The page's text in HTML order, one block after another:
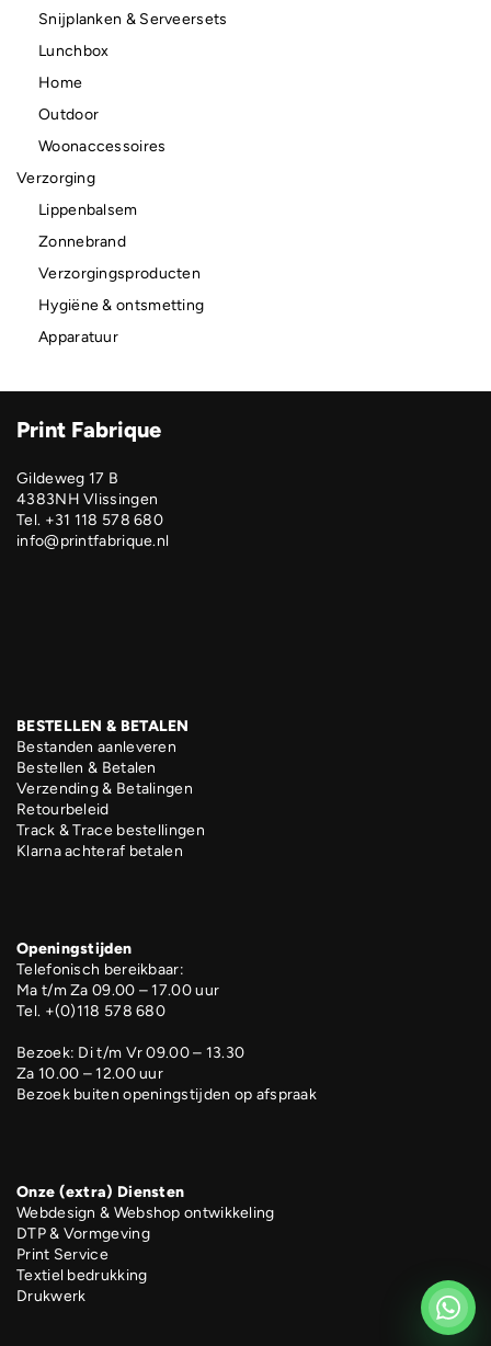
Snijplanken & Serveersets
Lunchbox
Home
Outdoor
Woonaccessoires
Verzorging
Lippenbalsem
Zonnebrand
Verzorgingsproducten
Hygiëne & ontsmetting
Apparatuur
Print Fabrique
Gildeweg 17 B
4383NH Vlissingen
Tel. +31 118 578 680
info@printfabrique.nl
BESTELLEN & BETALEN
Bestanden aanleveren
Bestellen & Betalen
Verzending & Betalingen
Retourbeleid
Track & Trace bestellingen
Klarna achteraf betalen
Openingstijden
Telefonisch bereikbaar:
Ma t/m Za 09.00 – 17.00 uur
Tel. +(0)118 578 680
Bezoek: Di t/m Vr 09.00 – 13.30
Za 10.00 – 12.00 uur
Bezoek buiten openingstijden op afspraak
Onze (extra) Diensten
Webdesign & Webshop ontwikkeling
DTP & Vormgeving
Print Service
Textiel bedrukking
Drukwerk